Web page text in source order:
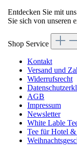
Entdecken Sie mit
Sie sich von unseren
Shop Service
Kontakt
Versand und
Widerrufsrecht
AGB
Impressum
Newsletter
White Lable
Tee für Hotel